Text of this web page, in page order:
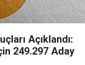
Açıklandı:
249.297 Aday